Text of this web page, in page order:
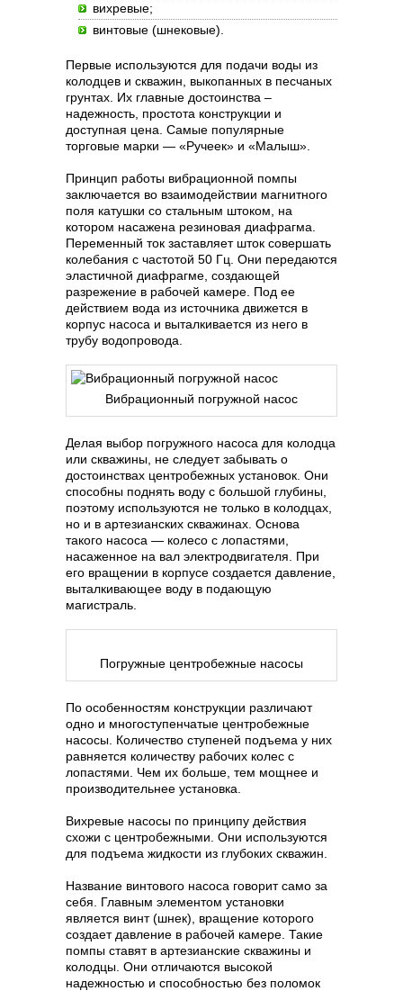
вихревые;
винтовые (шнековые).
Первые используются для подачи воды из
колодцев и скважин, выкопанных в песчаных
грунтах. Их главные достоинства –
надежность, простота конструкции и
доступная цена. Самые популярные
торговые марки — «Ручеек» и «Малыш».
Принцип работы вибрационной помпы
заключается во взаимодействии магнитного
поля катушки со стальным штоком, на
котором насажена резиновая диафрагма.
Переменный ток заставляет шток совершать
колебания с частотой 50 Гц. Они передаются
эластичной диафрагме, создающей
разрежение в рабочей камере. Под ее
действием вода из источника движется в
корпус насоса и выталкивается из него в
трубу водопровода.
Вибрационный погружной насос
Делая выбор погружного насоса для колодца
или скважины, не следует забывать о
достоинствах центробежных установок. Они
способны поднять воду с большой глубины,
поэтому используются не только в колодцах,
но и в артезианских скважинах. Основа
такого насоса — колесо с лопастями,
насаженное на вал электродвигателя. При
его вращении в корпусе создается давление,
выталкивающее воду в подающую
магистраль.
Погружные центробежные насосы
По особенностям конструкции различают
одно и многоступенчатые центробежные
насосы. Количество ступеней подъема у них
равняется количеству рабочих колес с
лопастями. Чем их больше, тем мощнее и
производительнее установка.
Вихревые насосы по принципу действия
схожи с центробежными. Они используются
для подъема жидкости из глубоких скважин.
Название винтового насоса говорит само за
себя. Главным элементом установки
является винт (шнек), вращение которого
создает давление в рабочей камере. Такие
помпы ставят в артезианские скважины и
колодцы. Они отличаются высокой
надежностью и способностью без поломок